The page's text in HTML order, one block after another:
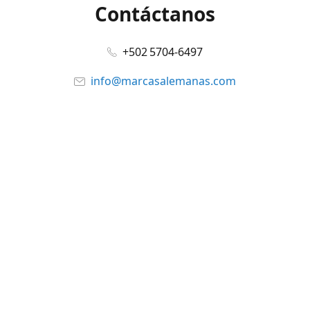
Contáctanos
+502 5704-6497
info@marcasalemanas.com